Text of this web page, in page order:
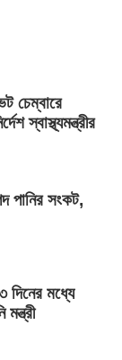
চেম্বারে
স্বাস্থ্যমন্ত্রীর
পানির সংকট,
দিনের মধ্যে